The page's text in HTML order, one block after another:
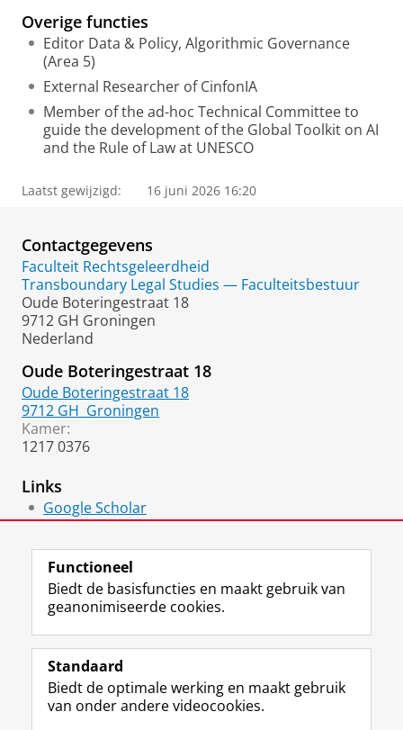
Overige functies
Editor Data & Policy, Algorithmic Governance
(Area 5)
External Researcher of CinfonIA
Member of the ad-hoc Technical Committee to
guide the development of the Global Toolkit on AI
and the Rule of Law at UNESCO
Laatst gewijzigd: 16 juni 2026 16:20
Contactgegevens
Faculteit Rechtsgeleerdheid
Transboundary Legal Studies — Faculteitsbestuur
Oude Boteringestraat 18
9712 GH Groningen
Nederland
Oude Boteringestraat 18
Oude Boteringestraat 18
9712 GH Groningen
Kamer:
1217 0376
Links
Google Scholar
Volg de RUG
F
a
e
b
L
i
k
e
R
S
-
f
I
n
t
Y
o
T
Studiekiezers
Functioneel
Biedt de basisfuncties en maakt gebruik van
geanonimiseerde cookies.
Standaard
Biedt de optimale werking en maakt gebruik
van onder andere videocookies.